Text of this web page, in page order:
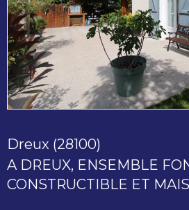
Dreux (28100)
A DREUX, ENSEMBLE
CONSTRUCTIBLE ET